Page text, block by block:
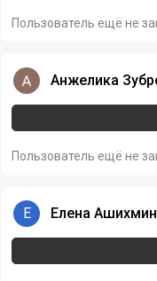
Пользователь ещё не
АнжеликаАнжелика
Пользователь ещё не
Елена Ашихмина
Е Елена